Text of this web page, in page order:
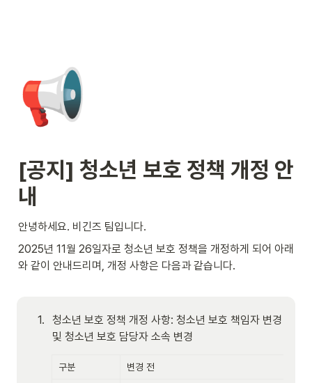
📢
[공지] 청소년 보호 정책 개정 안
내
안녕하세요. 비긴즈 팀입니다.
2025년 11월 26일자로 청소년 보호 정책을 개정하게 되어 아래
와 같이 안내드리며, 개정 사항은 다음과 같습니다.
1.
청소년 보호 정책 개정 사항: 청소년 보호 책임자 변경
및 청소년 보호 담당자 소속 변경
구분 변경 전